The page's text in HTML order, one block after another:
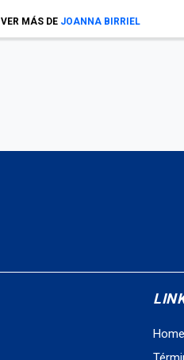
VER MÁS DE JOANNA BIRRIEL
Home